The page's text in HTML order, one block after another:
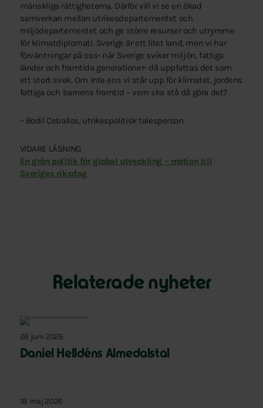
mänskliga rättigheterna. Därför vill vi se en ökad
samverkan mellan utrikesdepartementet och
miljödepartementet och ge större resurser och utrymme
för klimatdiplomati. Sverige är ett litet land, men vi har
förväntningar på oss- när Sverige sviker miljön, fattiga
länder och framtida generationer- då uppfattas det som
ett stort svek. Om inte ens vi står upp för klimatet, jordens
fattiga och barnens framtid – vem ska stå då göra det?
– Bodil Ceballos, utrikespolitisk talesperson
VIDARE LÄSNING
En grön politik för global utveckling – motion till
Sveriges riksdag
Relaterade nyheter
26 juni 2026
Daniel Helldéns Almedalstal
18 maj 2026